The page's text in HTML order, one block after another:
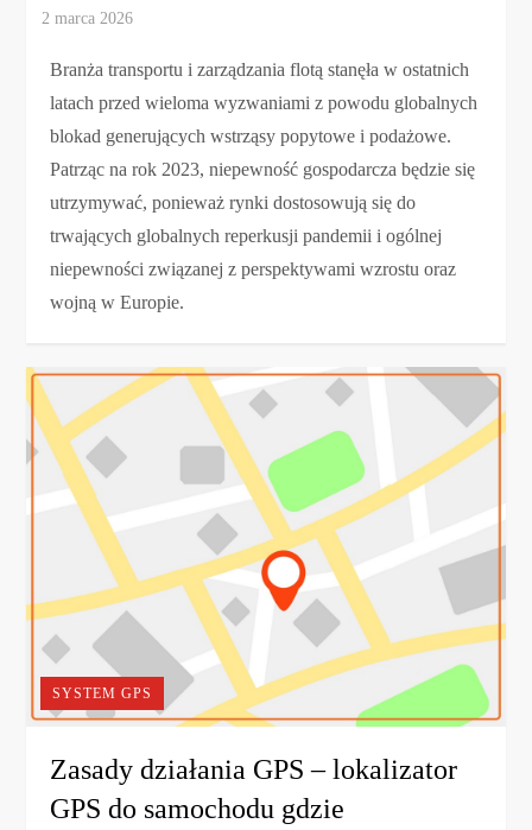
Branża transportu i zarządzania flotą stanęła w ostatnich
latach przed wieloma wyzwaniami z powodu globalnych
blokad generujących wstrząsy popytowe i podażowe.
Patrząc na rok 2023, niepewność gospodarcza będzie się
utrzymywać, ponieważ rynki dostosowują się do
trwających globalnych reperkusji pandemii i ogólnej
niepewności związanej z perspektywami wzrostu oraz
wojną w Europie.
SYSTEM GPS
Zasady działania GPS – lokalizator
GPS do samochodu gdzie